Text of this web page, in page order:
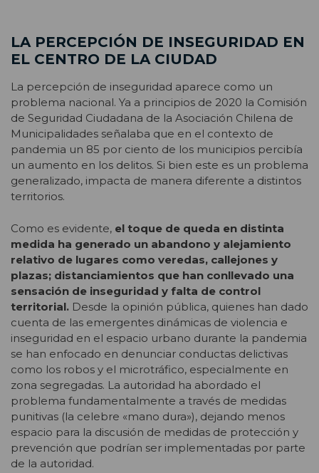
LA PERCEPCIÓN DE INSEGURIDAD EN
EL CENTRO DE LA CIUDAD
La percepción de inseguridad aparece como un
problema nacional. Ya a principios de 2020 la Comisión
de Seguridad Ciudadana de la Asociación Chilena de
Municipalidades señalaba que en el contexto de
pandemia un 85 por ciento de los municipios percibía
un aumento en los delitos. Si bien este es un problema
generalizado, impacta de manera diferente a distintos
territorios.
Como es evidente, el toque de queda en distinta
medida ha generado un abandono y alejamiento
relativo de lugares como veredas, callejones y
plazas; distanciamientos que han conllevado una
sensación de inseguridad y falta de control
territorial. Desde la opinión pública, quienes han dado
cuenta de las emergentes dinámicas de violencia e
inseguridad en el espacio urbano durante la pandemia
se han enfocado en denunciar conductas delictivas
como los robos y el microtráfico, especialmente en
zona segregadas. La autoridad ha abordado el
problema fundamentalmente a través de medidas
punitivas (la celebre «mano dura»), dejando menos
espacio para la discusión de medidas de protección y
prevención que podrían ser implementadas por parte
de la autoridad.